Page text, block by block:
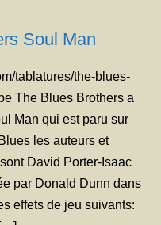
Soul Man
tablatures/the-blues-
The Blues Brothers a
Man qui est paru sur
les auteurs et
David Porter-Isaac
par Donald Dunn dans
effets de jeu suivants: